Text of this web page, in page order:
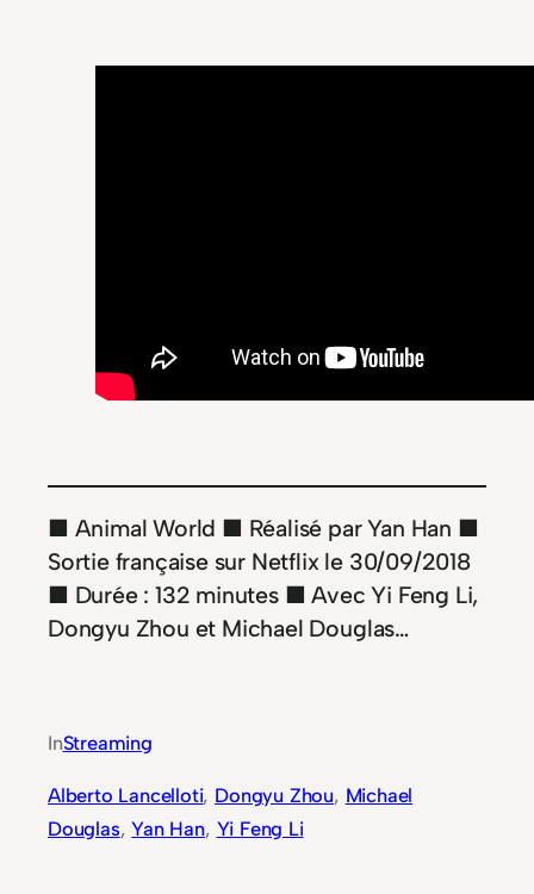
■ Animal World ■ Réalisé par Yan Han ■
Sortie française sur Netflix le 30/09/2018
■ Durée : 132 minutes ■ Avec Yi Feng Li,
Dongyu Zhou et Michael Douglas…
InStreaming
Alberto Lancelloti, Dongyu Zhou, Michael
Douglas, Yan Han, Yi Feng Li